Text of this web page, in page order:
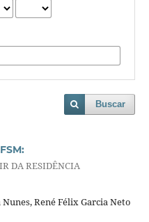
Buscar
DA RESIDÊNCIA
René Félix Garcia Neto